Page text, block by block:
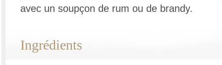
avec un soupçon de rum ou de brandy.
Ingrédients